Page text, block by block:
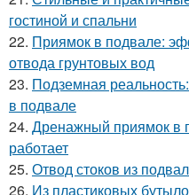
гостиной и спальни
22. Приямок в подвале:
отвода грунтовых вод
23. Подземная
в подвале
24. Дренажный приямок в
работает
25. Отвод стоков из
26. Из пластиковых